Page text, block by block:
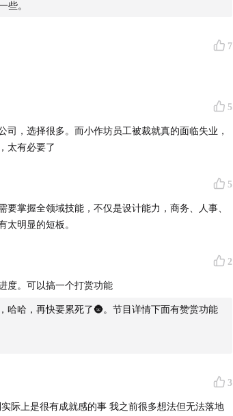
些。
7
5
司，选择很多。而小作坊员工被裁就真的面临失业，
太有必要了
5
要掌握全领域技能，不仅是设计能力，商务、人事、
太明显的短板。
2
度。可以搞一个打赏功能
哈哈，再快要累死了🌚。节目详情下面有赞赏功能
3
就感的事 我之前很多想法但无法落地